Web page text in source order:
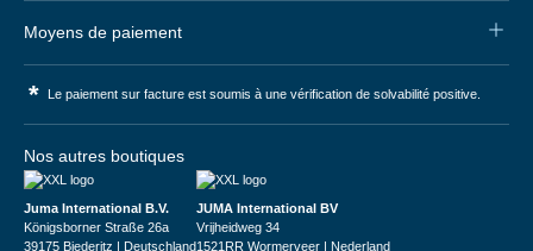
Moyens de paiement
* Le paiement sur facture est soumis à une vérification de solvabilité positive.
Nos autres boutiques
Juma International B.V.
Königsborner Straße 26a
39175 Biederitz | Deutschland
JUMA International BV
Vrijheidweg 34
1521RR Wormerveer | Nederland